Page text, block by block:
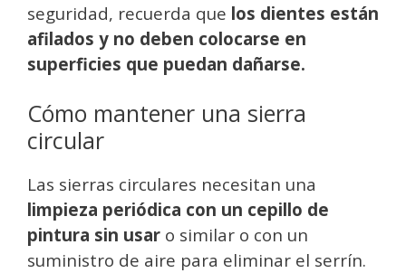
seguridad, recuerda que los dientes están
afilados y no deben colocarse en
superficies que puedan dañarse.
Cómo mantener una sierra
circular
Las sierras circulares necesitan una
limpieza periódica con un cepillo de
pintura sin usar o similar o con un
suministro de aire para eliminar el serrín.